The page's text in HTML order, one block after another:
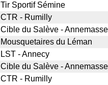
Tir Sportif Sémine
CTR - Rumilly
Cible du Salève - Annemasse
Mousquetaires du Léman
LST - Annecy
Cible du Salève - Annemasse
CTR - Rumilly